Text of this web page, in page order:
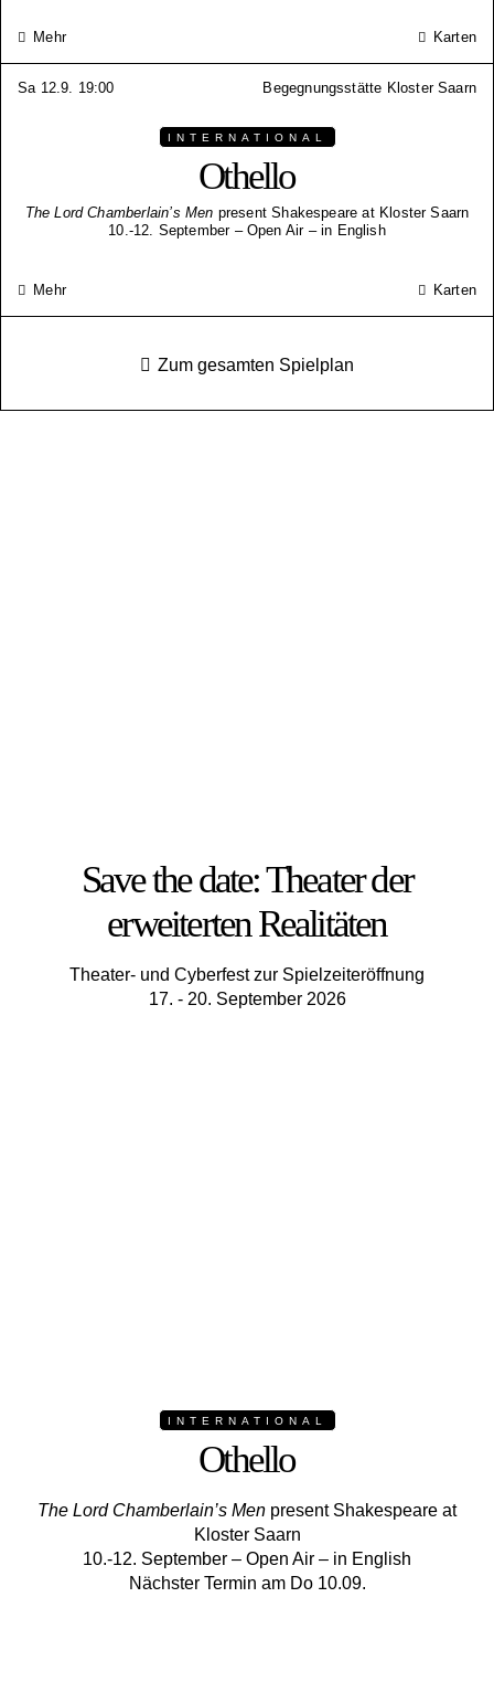
Mehr Karten
Sa 12.9. 19:00 Begegnungsstätte Kloster Saarn
INTERNATIONAL
Othello
The Lord Chamberlain’s Men present Shakespeare at Kloster Saarn
10.-12. September – Open Air – in English
Mehr Karten
Zum gesamten Spielplan
Save the date: Theater der
erweiterten Realitäten
Theater- und Cyberfest zur Spielzeiteröffnung
17. - 20. September 2026
INTERNATIONAL
Othello
The Lord Chamberlain’s Men present Shakespeare at
Kloster Saarn
10.-12. September – Open Air – in English
Nächster Termin am Do 10.09.